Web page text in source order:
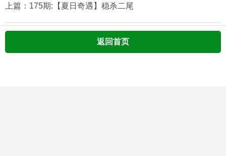
上篇：175期:【夏日奇遇】稳杀二尾
返回首页